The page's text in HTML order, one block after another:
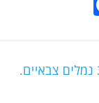
e